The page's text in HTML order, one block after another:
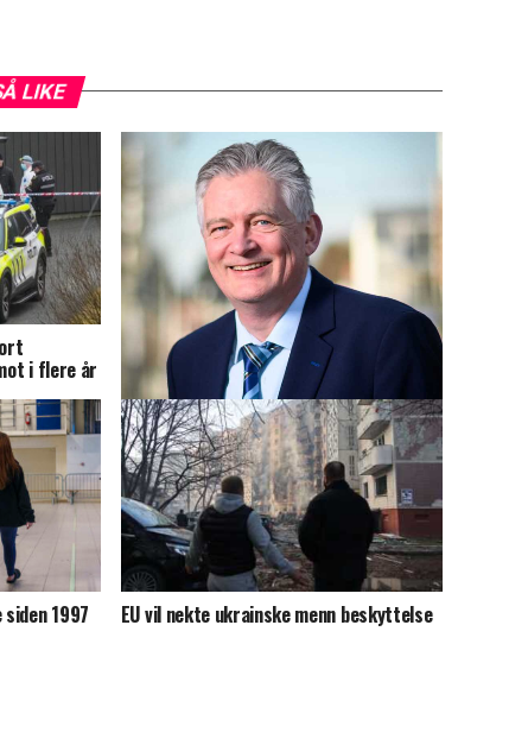
LIKE
i flere år
FrP: – Arbeidstilsynets rapport er
knusende
1997 EU vil nekte ukrainske menn beskyttelse